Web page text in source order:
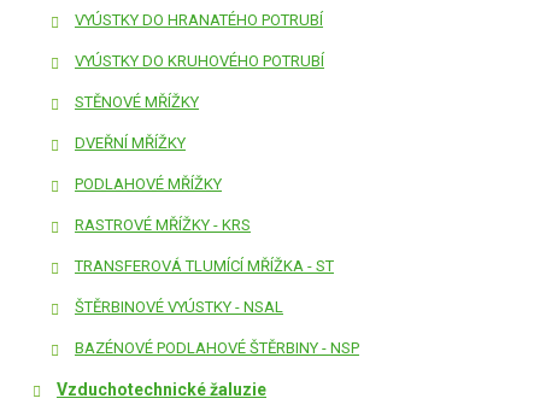
VYÚSTKY DO HRANATÉHO POTRUBÍ
VYÚSTKY DO KRUHOVÉHO POTRUBÍ
STĚNOVÉ MŘÍŽKY
DVEŘNÍ MŘÍŽKY
PODLAHOVÉ MŘÍŽKY
RASTROVÉ MŘÍŽKY - KRS
TRANSFEROVÁ TLUMÍCÍ MŘÍŽKA - ST
ŠTĚRBINOVÉ VYÚSTKY - NSAL
BAZÉNOVÉ PODLAHOVÉ ŠTĚRBINY - NSP
Vzduchotechnické žaluzie